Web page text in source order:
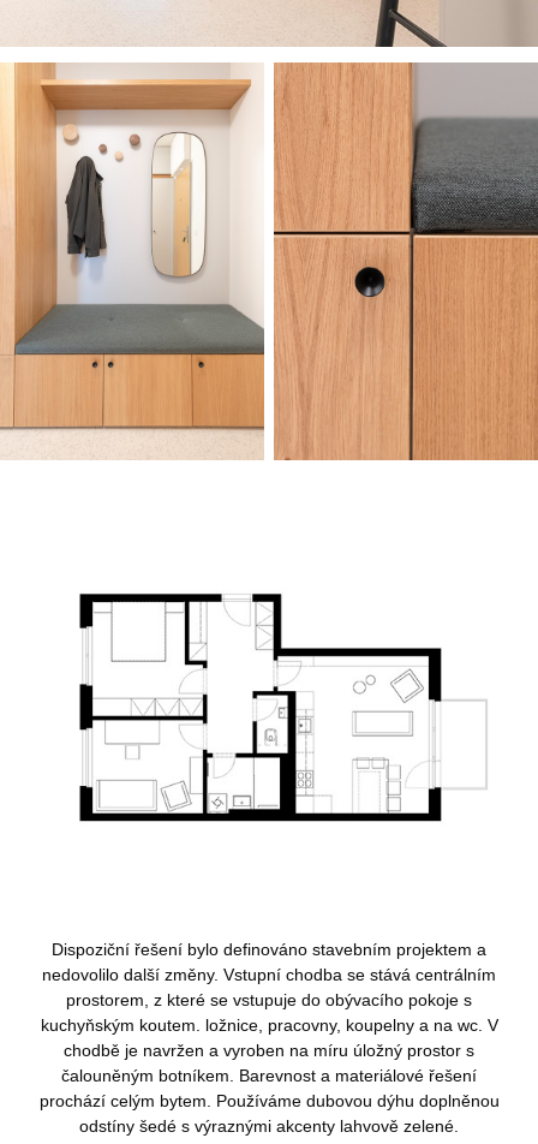
Dispoziční řešení bylo definováno stavebním projektem a
nedovolilo další změny. Vstupní chodba se stává centrálním
prostorem, z které se vstupuje do obývacího pokoje s
kuchyňským koutem. ložnice, pracovny, koupelny a na wc. V
chodbě je navržen a vyroben na míru úložný prostor s
čalouněným botníkem. Barevnost a materiálové řešení
prochází celým bytem. Používáme dubovou dýhu doplněnou
odstíny šedé s výraznými akcenty lahvově zelené.